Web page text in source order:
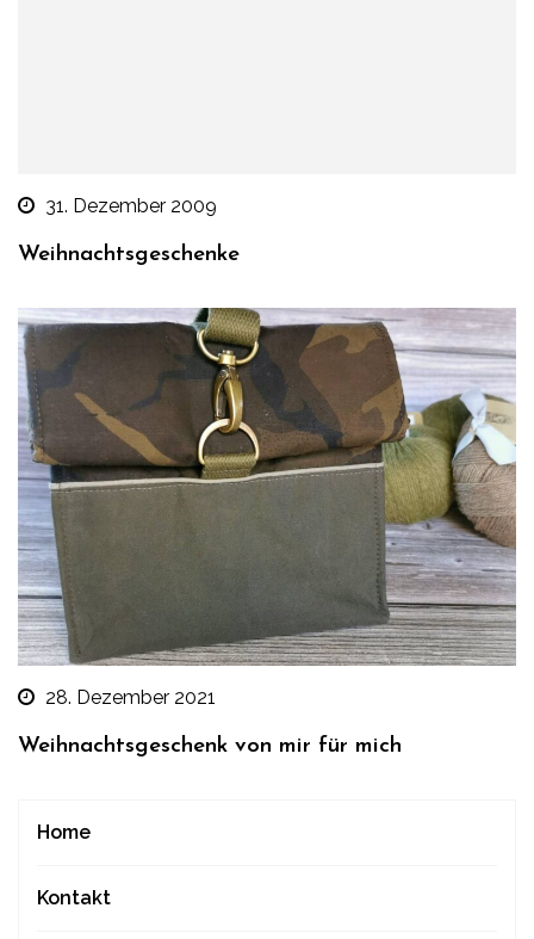
31. Dezember 2009
Weihnachtsgeschenke
28. Dezember 2021
Weihnachtsgeschenk von mir für mich
Home
Kontakt